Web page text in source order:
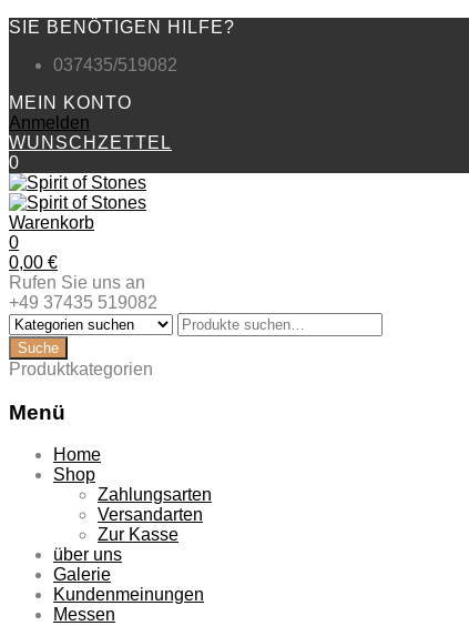
SIE BENÖTIGEN HILFE?
037435/519082
MEIN KONTO
Anmelden
WUNSCHZETTEL
0
Warenkorb
0
0,00 €
Rufen Sie uns an
+49 37435 519082
Produktkategorien
Menü
Zum
Inhalt
Home
Shop
Zahlungsarten
Versandarten
Zur Kasse
über uns
Galerie
Kundenmeinungen
Messen